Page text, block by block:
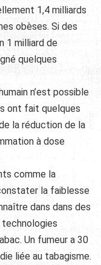
1,4 milliards
obèses. Si des
1 milliard de
quelques
n’est possible
ont fait quelques
la réduction de la
à dose
comme la
la faiblesse
dans dans des
technologies
Un fumeur a 30
liée au tabagisme.